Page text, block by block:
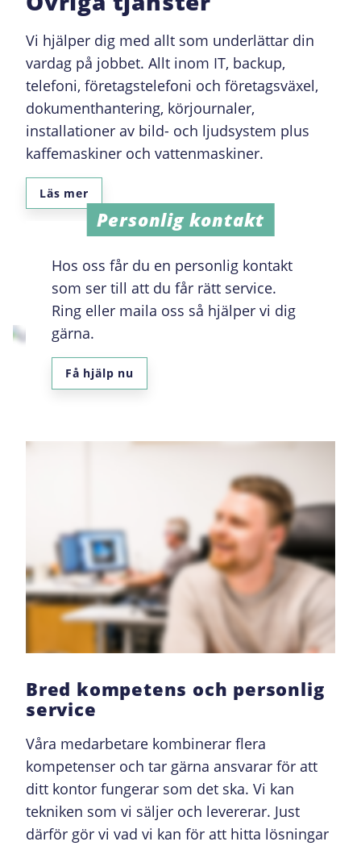
Vi hjälper dig med allt som underlättar din
vardag på jobbet. Allt inom IT, backup,
telefoni, företagstelefoni och företagsväxel,
dokumenthantering, körjournaler,
installationer av bild- och ljudsystem plus
kaffemaskiner och vattenmaskiner.
Läs mer
Personlig kontakt
Hos oss får du en personlig kontakt
som ser till att du får rätt service.
Ring eller maila oss så hjälper vi dig
gärna.
Få hjälp nu
Bred kompetens och personlig
service
Våra medarbetare kombinerar flera
kompetenser och tar gärna ansvarar för att
ditt kontor fungerar som det ska. Vi kan
tekniken som vi säljer och levererar. Just
därför gör vi vad vi kan för att hitta lösningar